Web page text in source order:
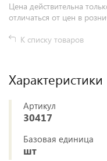
Цена действительна
отличаться от цен в
К списку товаров
Характеристики
Артикул
30417
Базовая единица
шт